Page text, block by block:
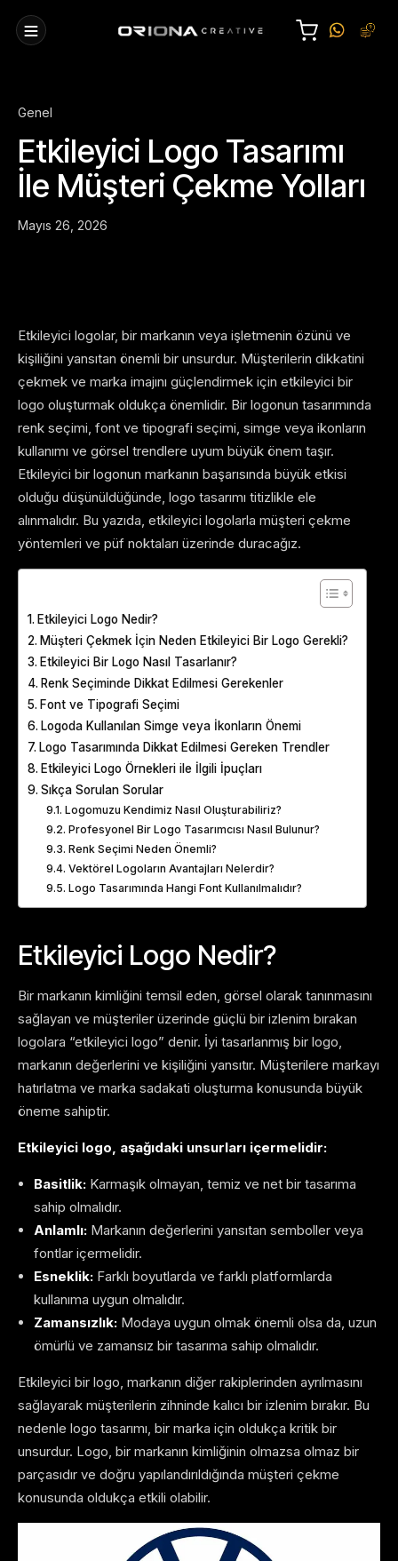
Genel
Etkileyici Logo Tasarımı
İle Müşteri Çekme Yolları
Mayıs 26, 2026
Etkileyici logolar, bir markanın veya işletmenin özünü ve
kişiliğini yansıtan önemli bir unsurdur. Müşterilerin dikkatini
çekmek ve marka imajını güçlendirmek için etkileyici bir
logo oluşturmak oldukça önemlidir. Bir logonun tasarımında
renk seçimi, font ve tipografi seçimi, simge veya ikonların
kullanımı ve görsel trendlere uyum büyük önem taşır.
Etkileyici bir logonun markanın başarısında büyük etkisi
olduğu düşünüldüğünde, logo tasarımı titizlikle ele
alınmalıdır. Bu yazıda, etkileyici logolarla müşteri çekme
yöntemleri ve püf noktaları üzerinde duracağız.
Etkileyici Logo Nedir?
Müşteri Çekmek İçin Neden Etkileyici Bir Logo Gerekli?
Etkileyici Bir Logo Nasıl Tasarlanır?
Renk Seçiminde Dikkat Edilmesi Gerekenler
Font ve Tipografi Seçimi
Logoda Kullanılan Simge veya İkonların Önemi
Logo Tasarımında Dikkat Edilmesi Gereken Trendler
Etkileyici Logo Örnekleri ile İlgili İpuçları
Sıkça Sorulan Sorular
Logomuzu Kendimiz Nasıl Oluşturabiliriz?
Profesyonel Bir Logo Tasarımcısı Nasıl Bulunur?
Renk Seçimi Neden Önemli?
Vektörel Logoların Avantajları Nelerdir?
Logo Tasarımında Hangi Font Kullanılmalıdır?
Etkileyici Logo Nedir?
Bir markanın kimliğini temsil eden, görsel olarak tanınmasını
sağlayan ve müşteriler üzerinde güçlü bir izlenim bırakan
logolara “etkileyici logo” denir. İyi tasarlanmış bir logo,
markanın değerlerini ve kişiliğini yansıtır. Müşterilere markayı
hatırlatma ve marka sadakati oluşturma konusunda büyük
öneme sahiptir.
Etkileyici logo, aşağıdaki unsurları içermelidir:
Basitlik: Karmaşık olmayan, temiz ve net bir tasarıma
sahip olmalıdır.
Anlamlı: Markanın değerlerini yansıtan semboller veya
fontlar içermelidir.
Esneklik: Farklı boyutlarda ve farklı platformlarda
kullanıma uygun olmalıdır.
Zamansızlık: Modaya uygun olmak önemli olsa da, uzun
ömürlü ve zamansız bir tasarıma sahip olmalıdır.
Etkileyici bir logo, markanın diğer rakiplerinden ayrılmasını
sağlayarak müşterilerin zihninde kalıcı bir izlenim bırakır. Bu
nedenle logo tasarımı, bir marka için oldukça kritik bir
unsurdur. Logo, bir markanın kimliğinin olmazsa olmaz bir
parçasıdır ve doğru yapılandırıldığında müşteri çekme
konusunda oldukça etkili olabilir.